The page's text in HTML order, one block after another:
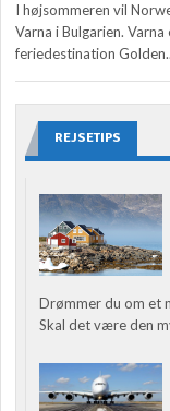
I højsommeren vil
Varna i Bulgarien.
feriedestination
REJSETIPS
Drømmer du om et
Skal det være den